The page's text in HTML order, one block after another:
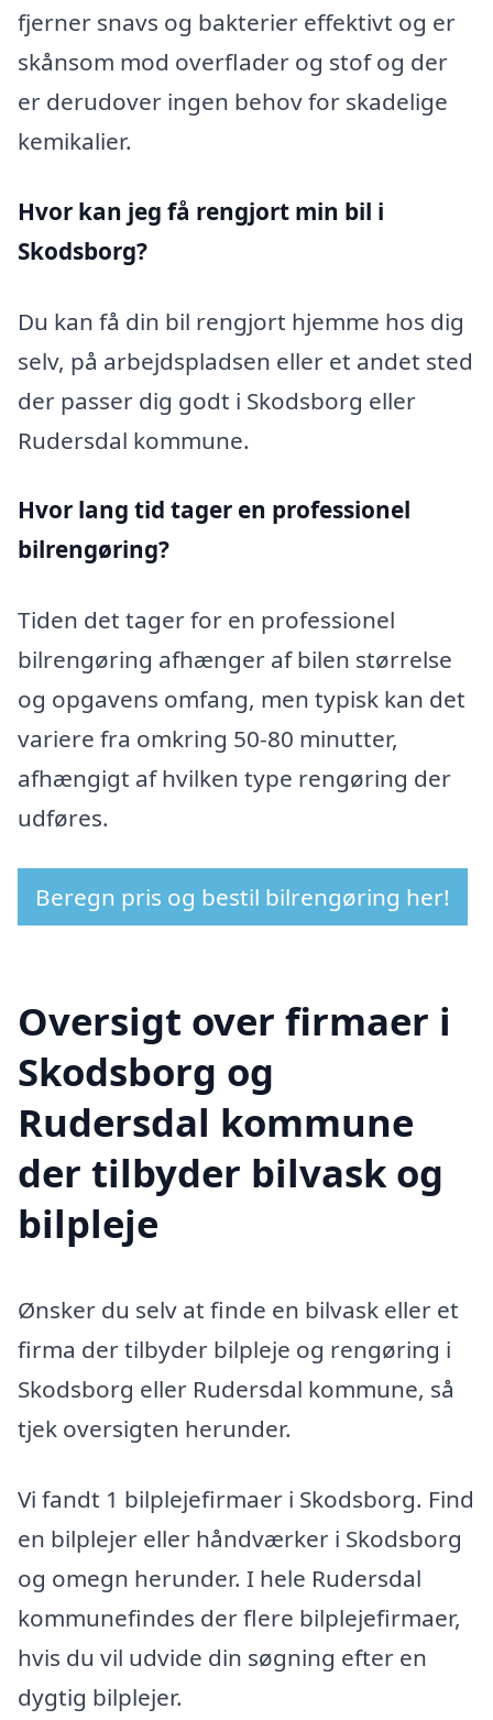
fjerner snavs og bakterier effektivt og er
skånsom mod overflader og stof og der
er derudover ingen behov for skadelige
kemikalier.
Hvor kan jeg få rengjort min bil i
Skodsborg?
Du kan få din bil rengjort hjemme hos dig
selv, på arbejdspladsen eller et andet sted
der passer dig godt i Skodsborg eller
Rudersdal kommune.
Hvor lang tid tager en professionel
bilrengøring?
Tiden det tager for en professionel
bilrengøring afhænger af bilen størrelse
og opgavens omfang, men typisk kan det
variere fra omkring 50-80 minutter,
afhængigt af hvilken type rengøring der
udføres.
Beregn pris og bestil bilrengøring her!
Oversigt over firmaer i
Skodsborg og
Rudersdal kommune
der tilbyder bilvask og
bilpleje
Ønsker du selv at finde en bilvask eller et
firma der tilbyder bilpleje og rengøring i
Skodsborg eller Rudersdal kommune, så
tjek oversigten herunder.
Vi fandt 1 bilplejefirmaer i Skodsborg. Find
en bilplejer eller håndværker i Skodsborg
og omegn herunder. I hele Rudersdal
kommunefindes der flere bilplejefirmaer,
hvis du vil udvide din søgning efter en
dygtig bilplejer.